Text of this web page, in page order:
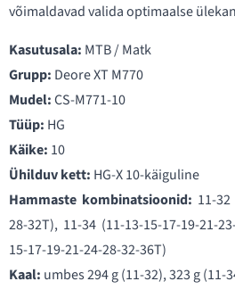
võimaldavad valida optimaalse
Kasutusala: MTB / Matk
Grupp: Deore XT M770
Mudel:CS-M771-10
Tüüp: HG
Käike: 10
Ühilduv kett: HG-X 10-käiguline
Hammaste kombinatsioonid: 11-
28-32T), 11-34 (11-13-15-17-19-21-
15-17-19-21-24-28-32-36T)
Kaal: umbes 294 g (11-32), 323 g (11-